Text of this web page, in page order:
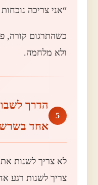
“אני צריכה
כשהתרגום קורה,
ולא מלחמה.
5
הדרך
אחד
לא צריך לשנות
צריך לשנות רגע